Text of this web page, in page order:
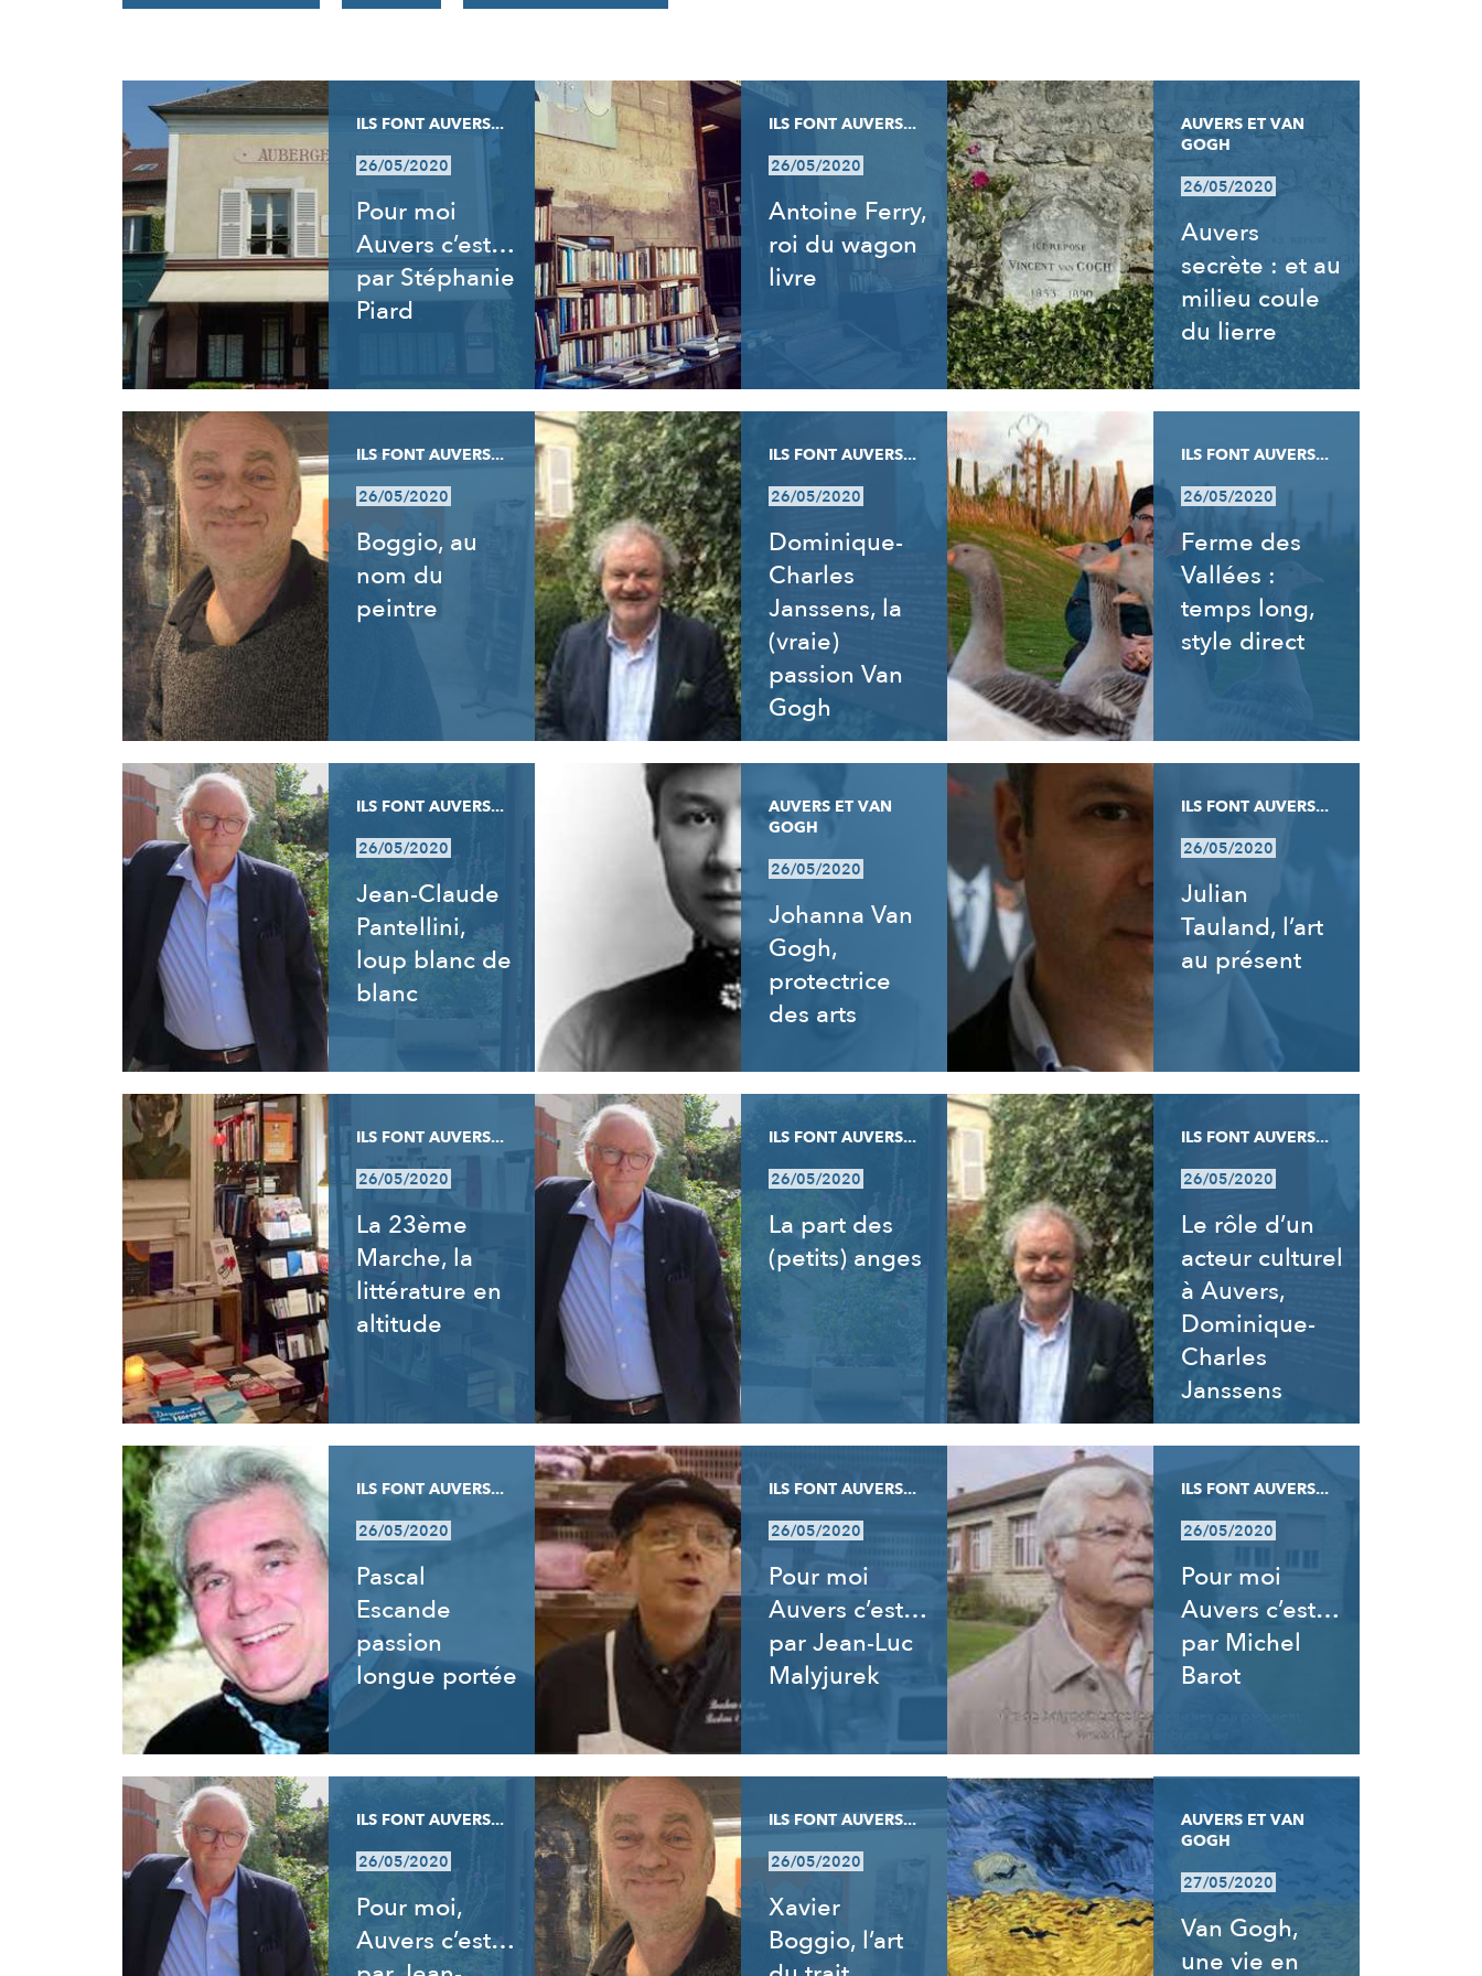
RÉSULTATS
ILS FONT AUVERS...
26/05/2020
Pour moi
Auvers c’est…
par Stéphanie
Piard
ILS FONT AUVERS...
26/05/2020
Antoine Ferry,
roi du wagon
livre
AUVERS ET VAN
GOGH
26/05/2020
Auvers
secrète : et au
milieu coule
du lierre
ILS FONT AUVERS...
26/05/2020
Boggio, au
nom du
peintre
ILS FONT AUVERS...
26/05/2020
Dominique-
Charles
Janssens, la
(vraie)
passion Van
Gogh
ILS FONT AUVERS...
26/05/2020
Ferme des
Vallées :
temps long,
style direct
ILS FONT AUVERS...
26/05/2020
Jean-Claude
Pantellini,
loup blanc de
blanc
AUVERS ET VAN
GOGH
26/05/2020
Johanna Van
Gogh,
protectrice
des arts
ILS FONT AUVERS...
26/05/2020
Julian
Tauland, l’art
au présent
ILS FONT AUVERS...
26/05/2020
La 23ème
Marche, la
littérature en
altitude
ILS FONT AUVERS...
26/05/2020
La part des
(petits) anges
ILS FONT AUVERS...
26/05/2020
Le rôle d’un
acteur culturel
à Auvers,
Dominique-
Charles
Janssens
ILS FONT AUVERS...
26/05/2020
Pascal
Escande
passion
longue portée
ILS FONT AUVERS...
26/05/2020
Pour moi
Auvers c’est…
par Jean-Luc
Malyjurek
ILS FONT AUVERS...
26/05/2020
Pour moi
Auvers c’est…
par Michel
Barot
ILS FONT AUVERS...
26/05/2020
Pour moi,
Auvers c’est…
ILS FONT AUVERS...
26/05/2020
Xavier
Boggio, l’art
AUVERS ET VAN
GOGH
27/05/2020
Van Gogh,
une vie en